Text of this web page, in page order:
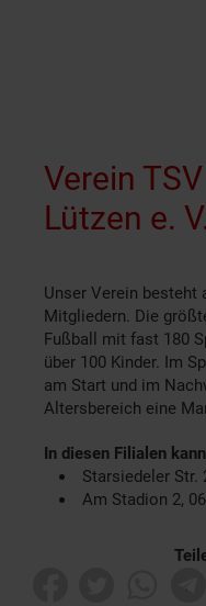
Verein
Lützen e.
Unser Verein besteht
Mitgliedern. Die
Fußball mit fast 180
über 100 Kinder. Im
am Start und im
Altersbereich eine
In diesen Filialen
Starsiedeler Str.
Am Stadion 2,